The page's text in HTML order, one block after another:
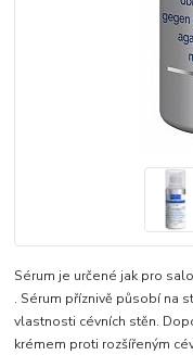
Sérum je určené jak pro
. Sérum příznivě působí na
vlastnosti cévních stěn.
krémem proti rozšířeným